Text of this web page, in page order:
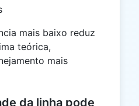
mais baixo reduz
teórica,
mais
da linha pode